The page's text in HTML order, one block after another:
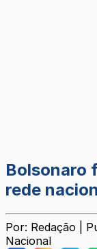
Bolsonaro
rede
Por: Redação |
Nacional